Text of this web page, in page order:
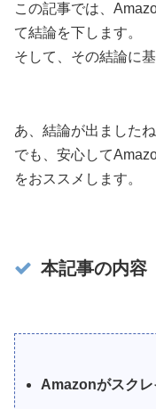
この記事では、
て結論を下します。
そして、その結論に
あ、結論が出ましたね
でも、安心して
をおススメします。
本記事の内容
Amazonがスクレ